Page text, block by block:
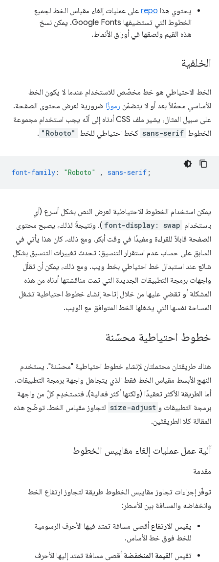
يحتوي هذا repo على عمليات إلغاء مقياس الخط لجميع
الخطوط التي تستضيفها Google Fonts. يمكن نسخ
هذه القيم ولصقها في أوراق الأنماط.
الخلفية
الخط الاحتياطي هو خط مخصّص للاستخدام عندما لا يكون الخط
الأساسي محمّلاً بعد أو لا يتضمّن رموزًا ضرورية لعرض محتوى الصفحة.
على سبيل المثال، يشير ملف CSS أدناه إلى أنّه يجب استخدام مجموعة
الخطوط sans-serif كخط احتياطي للخط "Roboto"
.
font-family : "Roboto" , sans-serif ;
يمكن استخدام الخطوط الاحتياطية لعرض النص بشكل أسرع (أي
باستخدام font-display: swap ). ونتيجةً لذلك، يصبح محتوى
الصفحة قابلاً للقراءة ومفيدًا في وقت أبكر. ومع ذلك، كان هذا يأتي في
السابق على حساب عدم استقرار التنسيق: تحدث تغييرات التنسيق بشكل
شائع عند استبدال خط احتياطي بخط ويب. ومع ذلك، يمكن أن تقلّل
واجهات برمجة التطبيقات الجديدة التي تمت مناقشتها أدناه من هذه
المشكلة أو تقضي عليها من خلال إتاحة إنشاء خطوط احتياطية تشغل
المساحة نفسها التي يشغلها الخط المتوافق مع الويب.
خطوط احتياطية محسّنة
هناك طريقتان محتملتان لإنشاء خطوط احتياطية "محسّنة". يستخدم
النهج الأبسط مقياس الخط فقط الذي يتجاهل واجهة برمجة التطبيقات.
أما الطريقة الأكثر تعقيدًا (ولكنها أكثر فعالية)، فتستخدِم كلّ من واجهة
برمجة التطبيقات و size-adjust لتجاوز مقياس الخط. توضّح هذه
المقالة كلا الطريقتَين.
آلية عمل عمليات إلغاء مقاييس الخطوط
مقدمة
توفّر إجراءات تجاوز مقاييس الخطوط طريقة لتجاوز ارتفاع الخط
وانخفاضه والمسافة بين الأسطر:
يقيس الارتفاع أقصى مسافة تمتد فيها الأحرف الرسومية
للخط فوق خط الأساس.
تقيس القيمة المنخفضة أقصى مسافة تمتد إليها الأحرف